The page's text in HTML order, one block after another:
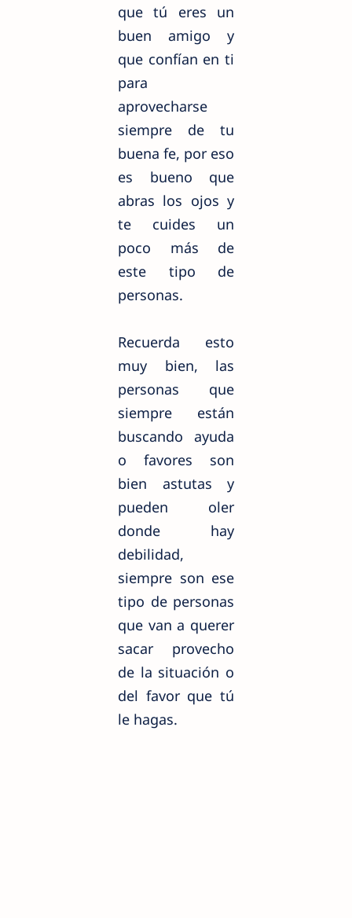
que tú eres un
buen amigo y
que confían en ti
para
aprovecharse
siempre de tu
buena fe, por eso
es bueno que
abras los ojos y
te cuides un
poco más de
este tipo de
personas.
Recuerda esto
muy bien, las
personas que
siempre están
buscando ayuda
o favores son
bien astutas y
pueden oler
donde hay
debilidad,
siempre son ese
tipo de personas
que van a querer
sacar provecho
de la situación o
del favor que tú
le hagas.